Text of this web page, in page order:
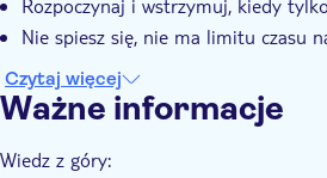
Rozpoczynaj i wstrzymuj, kiedy
Nie spiesz się, nie ma limitu czasu
Czytaj więcej
Ważne informacje
Wiedz z góry: